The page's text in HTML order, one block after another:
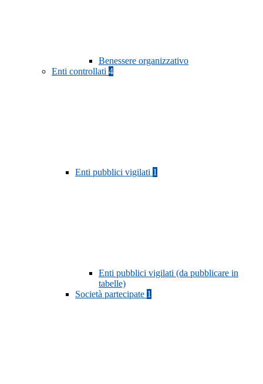
Benessere organizzativo
Enti controllati 4
Enti pubblici vigilati 1
Enti pubblici vigilati (da pubblicare in
tabelle)
Società partecipate 1